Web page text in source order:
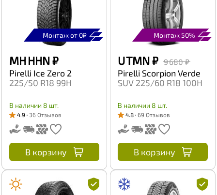
Монтаж от 0₽
MH HHN₽
Pirelli Ice Zero 2
225/50 R18 99H
В наличии 8 шт.
4.9 36 Отзывов
В корзину
Монтаж 50%
U TMN₽ 9 680 ₽
Pirelli Scorpion Verde
SUV 225/60 R18 100H
В наличии 8 шт.
4.8 69 Отзывов
В корзину